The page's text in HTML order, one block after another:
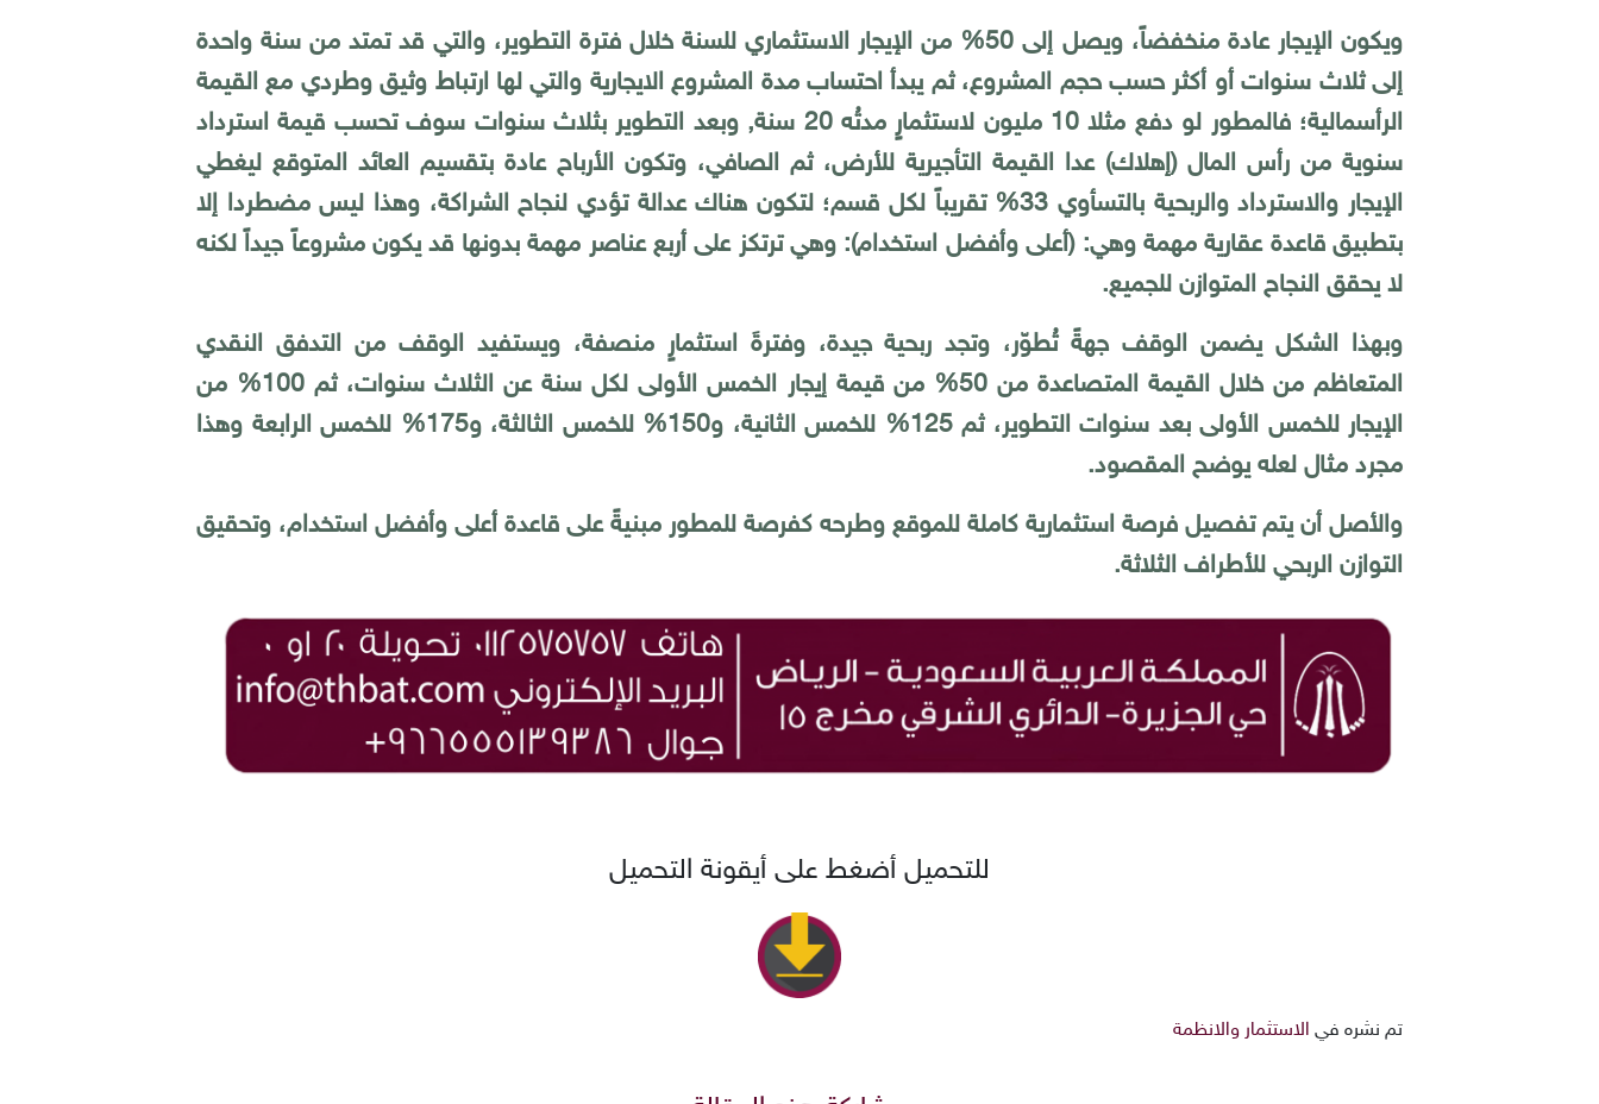
ويكون الإيجار عادة منخفضاً، ويصل إلى 50
% من الإيجار الاستثماري للسنة خلال فترة التطوير، والتي قد تمتد من سنة واحدة
إلى ثلاث سنوات أو أكثر حسب حجم المشروع، ثم يبدأ احتساب مدة المشروع الايجارية والتي لها ارتباط وثيق وطردي مع القيمة
الرأسمالية؛ فالمطور لو دفع مثلا 10 مليون لاستثمارٍ مدتُه 20 سنة, وبعد التطوير بثلاث سنوات سوف تحسب قيمة استرداد
سنوية من رأس المال (إهلاك) عدا القيمة التأجيرية للأرض، ثم الصافي، وتكون الأرباح عادة بتقسيم العائد المتوقع ليغطي
الإيجار والاسترداد والربحية بالتسأوي 33
% تقريباً لكل قسم؛ لتكون هناك عدالة تؤدي لنجاح الشراكة، وهذا ليس مضطردا إلا
بتطبيق قاعدة عقارية مهمة وهي: (أعلى وأفضل استخدام): وهي ترتكز على أربع عناصر مهمة بدونها قد يكون مشروعاً جيداً لكنه
لا يحقق النجاح المتوازن للجميع.
وبهذا الشكل يضمن الوقف جهةً تُطوّر، وتجد ربحية جيدة، وفترةَ استثمارٍ منصفة، ويستفيد الوقف من التدفق النقدي
المتعاظم من خلال القيمة المتصاعدة من 50
% من قيمة إيجار الخمس الأولى لكل سنة عن الثلاث سنوات، ثم 100 % من
الإيجار للخمس الأولى بعد سنوات التطوير، ثم 125
% للخمس الثانية، و150 % للخمس الثالثة، و175 % للخمس الرابعة وهذا
مجرد مثال لعله يوضح المقصود.
والأصل أن يتم تفصيل فرصة استثمارية كاملة للموقع وطرحه كفرصة للمطور مبنيةً على قاعدة أعلى وأفضل استخدام، وتحقيق
التوازن الربحي للأطراف الثلاثة.
للتحميل أضغط على أيقونة التحميل
تم نشره في الاستثمار والانظمة